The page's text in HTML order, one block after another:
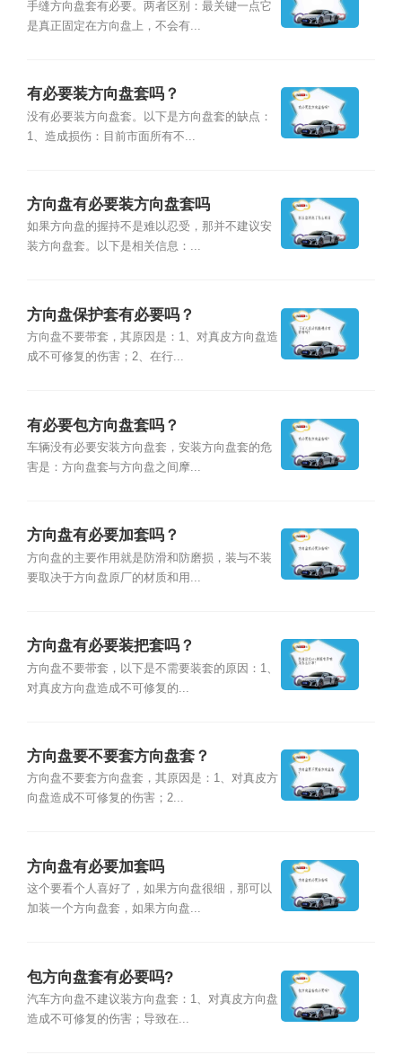
手缝方向盘套有必要。两者区别：最关键一点它
是真正固定在方向盘上，不会有...
有必要装方向盘套吗？
没有必要装方向盘套。以下是方向盘套的缺点：
1、造成损伤：目前市面所有不...
方向盘有必要装方向盘套吗
如果方向盘的握持不是难以忍受，那并不建议安
装方向盘套。以下是相关信息：...
方向盘保护套有必要吗？
方向盘不要带套，其原因是：1、对真皮方向盘造
成不可修复的伤害；2、在行...
有必要包方向盘套吗？
车辆没有必要安装方向盘套，安装方向盘套的危
害是：方向盘套与方向盘之间摩...
方向盘有必要加套吗？
方向盘的主要作用就是防滑和防磨损，装与不装
要取决于方向盘原厂的材质和用...
方向盘有必要装把套吗？
方向盘不要带套，以下是不需要装套的原因：1、
对真皮方向盘造成不可修复的...
方向盘要不要套方向盘套？
方向盘不要套方向盘套，其原因是：1、对真皮方
向盘造成不可修复的伤害；2...
方向盘有必要加套吗
这个要看个人喜好了，如果方向盘很细，那可以
加装一个方向盘套，如果方向盘...
包方向盘套有必要吗?
汽车方向盘不建议装方向盘套：1、对真皮方向盘
造成不可修复的伤害；导致在...